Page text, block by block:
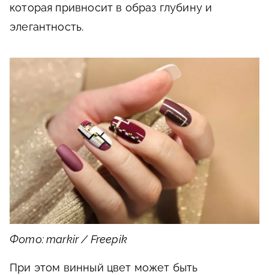
которая привносит в образ глубину и
элегантность.
Фото: markir / Freepik
При этом винный цвет может быть